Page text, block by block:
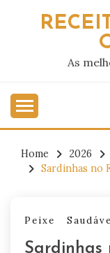
As
Home 2026
Sardinhas no
Peixe
Sardinhas